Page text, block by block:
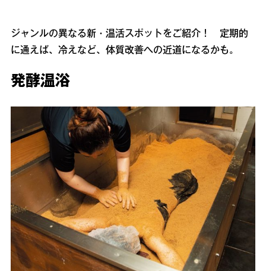
ジャンルの異なる新・温活スポットをご紹介！ 定期的
に通えば、冷えなど、体質改善への近道になるかも。
発酵温浴